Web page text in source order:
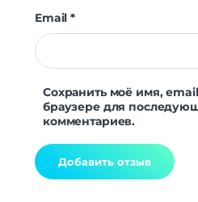
Email*
Сохранить моё имя,
браузере для
комментариев.